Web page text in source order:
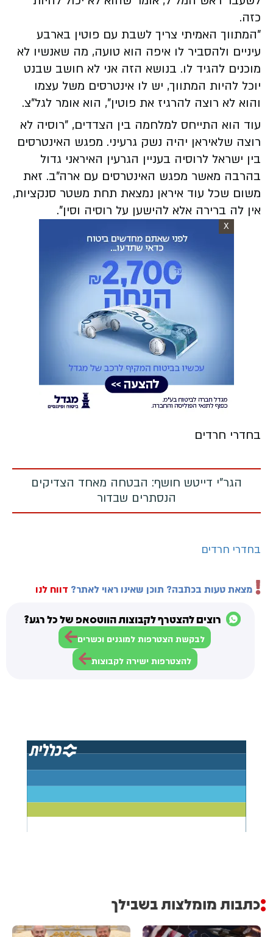
כזה.
"המתווך האמיתי צריך לשבת עם פוטין בארבע
עיניים ולהסביר לו איפה הוא טועה, מה שאנשיו לא
מוכנים להגיד לו. בנושא הזה אני לא חושב שבנט
יוכל להיות המתווך, יש לו אינטרסים משל עצמו
והוא לא רוצה להרגיז את פוטין", הוא אומר לגל"צ.
‏עוד הוא התייחס למלחמה בין הצדדים, "רוסיה לא
רוצה שלאיראן יהיה נשק גרעיני. מפגש האינטרסים
בין ישראל לרוסיה בעניין הגרעין האיראני גדול
בהרבה מאשר מפגש האינטרסים עם ארה"ב. זאת
משום שכל עוד איראן נמצאת תחת משטר סנקציות,
אין לה ברירה אלא להישען על רוסיה וסין".
X
בחדרי חרדים
הגר"י דייטש חושף: הבטחה מאחד הצדיקים
הנסתרים שבדור
בחדרי חרדים
מצאת טעות בכתבה? תוכן שאינו ראוי לאתר? דווח לנו
רוצים להצטרף לקבוצות הווטסאפ של כל רגע?
לבקשת הצטרפות למוגנים וכשרים
להצטרפות ישירה לקבוצות
כתבות מומלצות בשבילך